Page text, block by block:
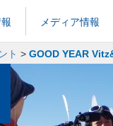
メディア情報
ト > GOOD YEAR